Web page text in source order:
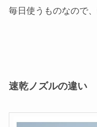
毎日使うものなので
速乾ノズルの違い